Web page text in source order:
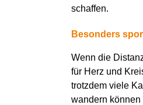
schaffen.
Besonders
Wenn die
für Herz und
trotzdem viele
wandern können